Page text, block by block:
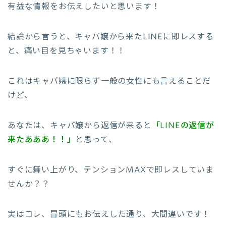
有益な情報をお伝えしたいと思います！
結論から言うと、キャバ嬢から来たLINEに即レスする
と、痛い目を見ちゃいます！！
これはキャバ嬢に限らず一般の女性にも言えることだ
けど、
あなたは、キャバ嬢から返信が来ると
「LINEの返信が
来たあああ！！」 と思って、
すぐに舞い上がり、テンションMAXで即レスしていま
せんか？？
実はコレ、冒頭にもお伝えした通り、大間違いです！